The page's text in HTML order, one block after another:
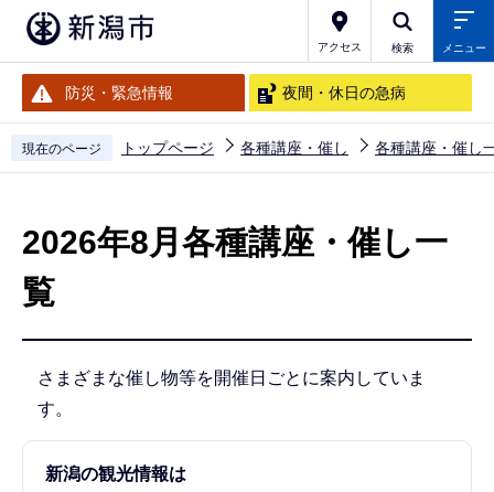
アクセス 検索 メニュー
防災・緊急情報 夜間・休日の急病
現在のページ トップページ 各種講座・催し 各種講座・催し
2026年8月各種講座・催し一
覧
さまざまな催し物等を開催日ごとに案内していま
す。
新潟の観光情報は